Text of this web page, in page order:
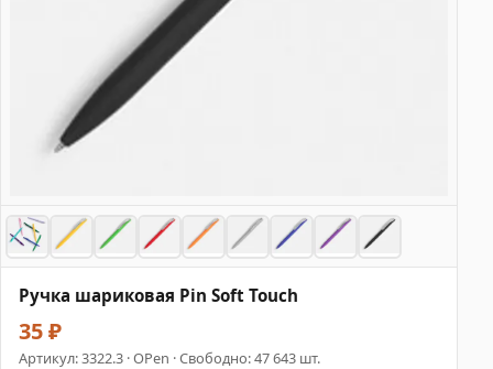
Ручка шариковая Pin Soft Touch
35 ₽
Артикул:3322.3 · OPen · Свободно: 47 643 шт.